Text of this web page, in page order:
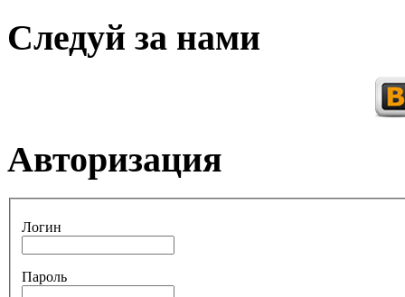
Следуй за нами
Авторизация
Логин
Пароль